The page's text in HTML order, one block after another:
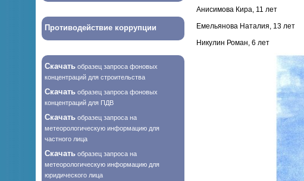
Противодействие коррупции
Скачать образец запроса фоновых
концентраций для строительства
Скачать образец запроса фоновых
концентраций для ПДВ
Скачать образец запроса на
метеорологическую информацию для
частного лица
Скачать образец запроса на
метеорологическую информацию для
юридического лица
Анисимова Кира, 11 лет
Емельянова Наталия, 13 лет
Никулин Роман, 6 лет